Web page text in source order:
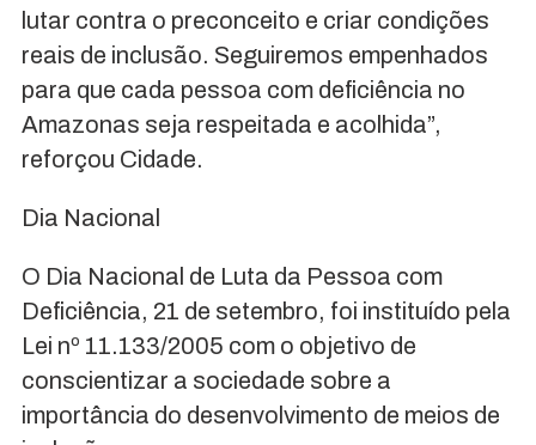
lutar contra o preconceito e criar condições
reais de inclusão. Seguiremos empenhados
para que cada pessoa com deficiência no
Amazonas seja respeitada e acolhida”,
reforçou Cidade.
Dia Nacional
O Dia Nacional de Luta da Pessoa com
Deficiência, 21 de setembro, foi instituído pela
Lei nº 11.133/2005 com o objetivo de
conscientizar a sociedade sobre a
importância do desenvolvimento de meios de